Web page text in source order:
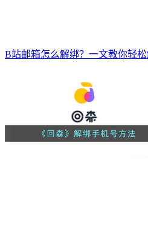
B站邮箱怎么解绑？一文教你轻松